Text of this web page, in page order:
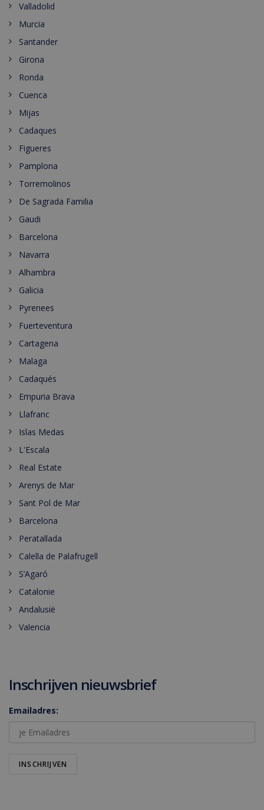
Valladolid
Murcia
Santander
Girona
Ronda
Cuenca
Mijas
Cadaques
Figueres
Pamplona
Torremolinos
De Sagrada Familia
Gaudi
Barcelona
Navarra
Alhambra
Galicia
Pyrenees
Fuerteventura
Cartagena
Malaga
Cadaqués
Empuria Brava
Llafranc
Islas Medas
L'Escala
Real Estate
Arenys de Mar
Sant Pol de Mar
Barcelona
Peratallada
Calella de Palafrugell
S’Agaró
Catalonie
Andalusië
Valencia
Inschrijven nieuwsbrief
Emailadres: